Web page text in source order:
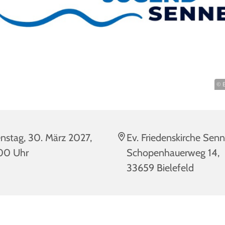
©
30. März 2027,
Uhr
Ev. Friedenskirche
Schopenhauerweg 14,
33659 Bielefeld